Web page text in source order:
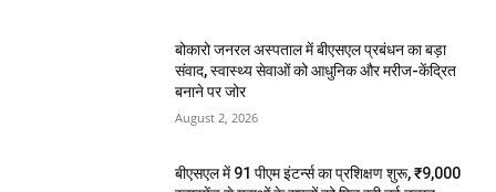
बोकारो जनरल अस्पताल में बीएसएल प्रबंधन का बड़ा
संवाद, स्वास्थ्य सेवाओं को आधुनिक और मरीज-केंद्रित
बनाने पर जोर
August 2, 2026
बीएसएल में 91 पीएम इंटर्न्स का प्रशिक्षण शुरू, ₹9,000